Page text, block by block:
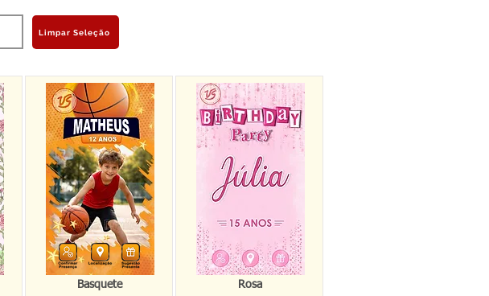
Limpar Seleção
Basquete Rosa